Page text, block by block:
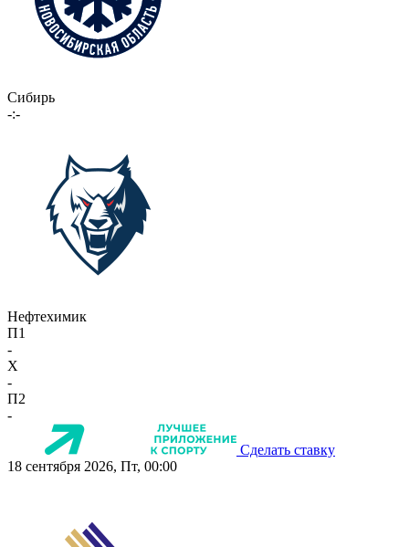
Сибирь
-:-
Нефтехимик
П1
-
X
-
П2
-
Сделать ставку
18 сентября 2026, Пт, 00:00